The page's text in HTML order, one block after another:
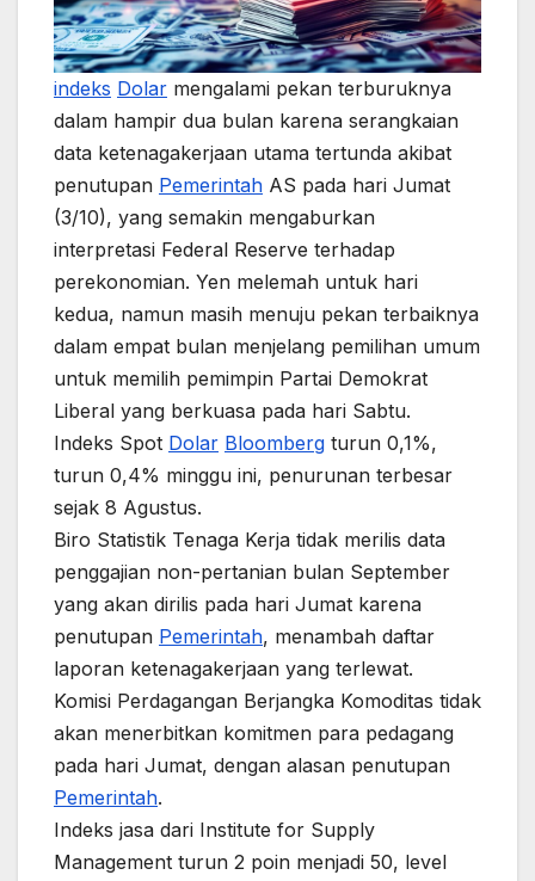
indeks Dolar mengalami pekan terburuknya
dalam hampir dua bulan karena serangkaian
data ketenagakerjaan utama tertunda akibat
penutupan Pemerintah AS pada hari Jumat
(3/10), yang semakin mengaburkan
interpretasi Federal Reserve terhadap
perekonomian. Yen melemah untuk hari
kedua, namun masih menuju pekan terbaiknya
dalam empat bulan menjelang pemilihan umum
untuk memilih pemimpin Partai Demokrat
Liberal yang berkuasa pada hari Sabtu.
Indeks Spot Dolar Bloomberg turun 0,1%,
turun 0,4% minggu ini, penurunan terbesar
sejak 8 Agustus.
Biro Statistik Tenaga Kerja tidak merilis data
penggajian non-pertanian bulan September
yang akan dirilis pada hari Jumat karena
penutupan Pemerintah, menambah daftar
laporan ketenagakerjaan yang terlewat.
Komisi Perdagangan Berjangka Komoditas tidak
akan menerbitkan komitmen para pedagang
pada hari Jumat, dengan alasan penutupan
Pemerintah.
Indeks jasa dari Institute for Supply
Management turun 2 poin menjadi 50, level